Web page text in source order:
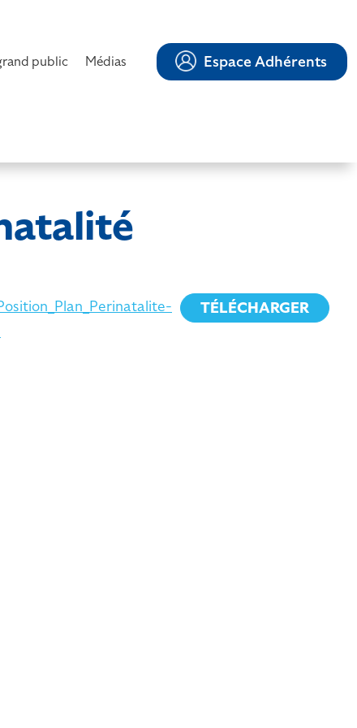
public Médias Espace Adhérents
TÉLÉCHARGER